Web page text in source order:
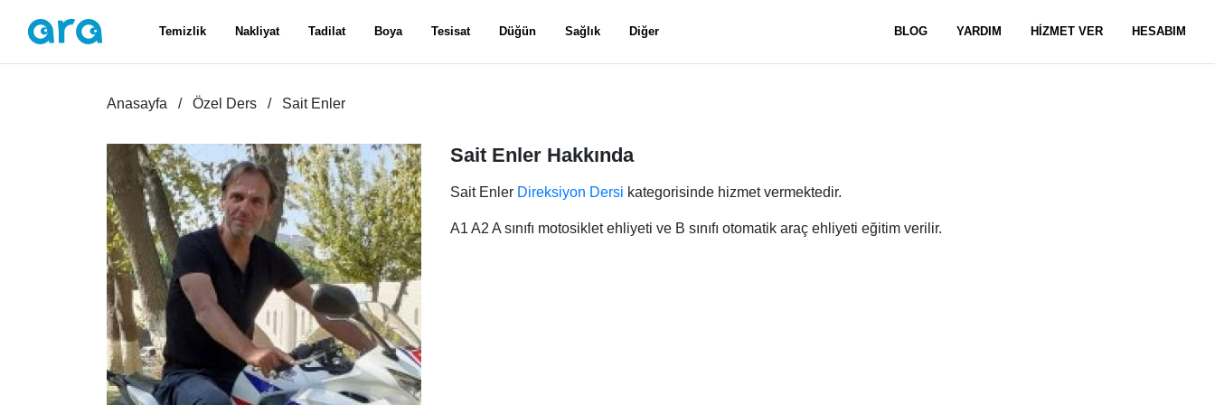
Temizlik Nakliyat Tadilat Boya Tesisat Düğün Sağlık Diğer BLOG YARDIM HİZMET VER HESABIM
Anasayfa Özel Ders Sait Enler
Sait Enler Hakkında
Sait Enler Direksiyon Dersi kategorisinde hizmet vermektedir.
A1 A2 A sınıfı motosiklet ehliyeti ve B sınıfı otomatik araç ehliyeti eğitim verilir.